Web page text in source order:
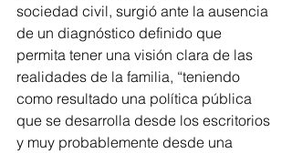
sociedad civil, surgió ante la ausencia
de un diagnóstico definido que
permita tener una visión clara de las
realidades de la familia, “teniendo
como resultado una política pública
que se desarrolla desde los escritorios
y muy probablemente desde una